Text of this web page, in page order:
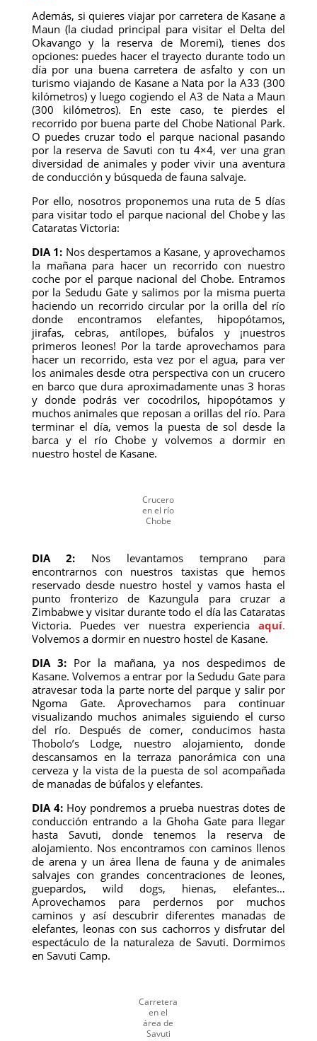
Además, si quieres viajar por carretera de Kasane a
Maun (la ciudad principal para visitar el Delta del
Okavango y la reserva de Moremi), tienes dos
opciones: puedes hacer el trayecto durante todo un
día por una buena carretera de asfalto y con un
turismo viajando de Kasane a Nata por la A33 (300
kilómetros) y luego cogiendo el A3 de Nata a Maun
(300 kilómetros). En este caso, te pierdes el
recorrido por buena parte del Chobe National Park.
O puedes cruzar todo el parque nacional pasando
por la reserva de Savuti con tu 4×4, ver una gran
diversidad de animales y poder vivir una aventura
de conducción y búsqueda de fauna salvaje.
Por ello, nosotros proponemos una ruta de 5 días
para visitar todo el parque nacional del Chobe y las
Cataratas Victoria:
DIA 1: Nos despertamos a Kasane, y aprovechamos
la mañana para hacer un recorrido con nuestro
coche por el parque nacional del Chobe. Entramos
por la Sedudu Gate y salimos por la misma puerta
haciendo un recorrido circular por la orilla del río
donde encontramos elefantes, hipopótamos,
jirafas, cebras, antílopes, búfalos y ¡nuestros
primeros leones! Por la tarde aprovechamos para
hacer un recorrido, esta vez por el agua, para ver
los animales desde otra perspectiva con un crucero
en barco que dura aproximadamente unas 3 horas
y donde podrás ver cocodrilos, hipopótamos y
muchos animales que reposan a orillas del río. Para
terminar el día, vemos la puesta de sol desde la
barca y el río Chobe y volvemos a dormir en
nuestro hostel de Kasane.
Crucero
en el río
Chobe
DIA 2: Nos levantamos temprano para
encontrarnos con nuestros taxistas que hemos
reservado desde nuestro hostel y vamos hasta el
punto fronterizo de Kazungula para cruzar a
Zimbabwe y visitar durante todo el día las Cataratas
Victoria. Puedes ver nuestra experienciaaquí.
Volvemos a dormir en nuestro hostel de Kasane.
DIA 3:Por la mañana, ya nos despedimos de
Kasane. Volvemos a entrar por la Sedudu Gate para
atravesar toda la parte norte del parque y salir por
Ngoma Gate. Aprovechamos para continuar
visualizando muchos animales siguiendo el curso
del río. Después de comer, conducimos hasta
Thobolo’s Lodge, nuestro alojamiento, donde
descansamos en la terraza panorámica con una
cerveza y la vista de la puesta de sol acompañada
de manadas de búfalos y elefantes.
DIA 4:Hoy pondremos a prueba nuestras dotes de
conducción entrando a la Ghoha Gate para llegar
hasta Savuti, donde tenemos la reserva de
alojamiento. Nos encontramos con caminos llenos
de arena y un área llena de fauna y de animales
salvajes con grandes concentraciones de leones,
guepardos, wild dogs, hienas, elefantes…
Aprovechamos para perdernos por muchos
caminos y así descubrir diferentes manadas de
elefantes, leonas con sus cachorros y disfrutar del
espectáculo de la naturaleza de Savuti. Dormimos
en Savuti Camp.
Carretera
en el
área de
Savuti